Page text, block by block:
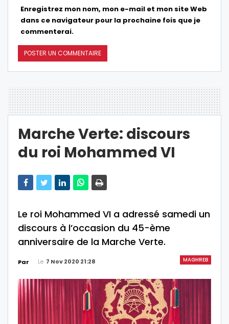
Enregistrez mon nom, mon e-mail et mon site Web
dans ce navigateur pour la prochaine fois que je
commenterai.
Marche Verte: discours
du roi Mohammed VI
Le roi Mohammed VI a adressé samedi un
discours à l’occasion du 45-ème
anniversaire de la Marche Verte.
MAGHREB
Par Le 7 Nov 2020 21:28